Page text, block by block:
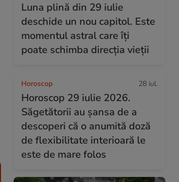
Luna plină din 29 iulie
deschide un nou capitol. Este
momentul astral care îți
poate schimba direcția vieții
Horoscop 28 iul.
Horoscop 29 iulie 2026.
Săgetătorii au șansa de a
descoperi că o anumită doză
de flexibilitate interioară le
este de mare folos